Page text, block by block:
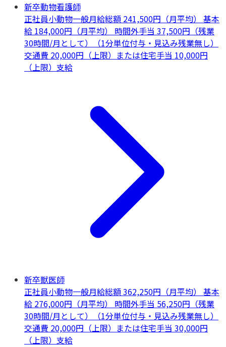
新卒動物看護師
正社員小動物一般月給総額 241,500円（月平均） 基本
給 184,000円（月平均） 時間外手当 37,500円（残業
30時間/月として）（1分単位付与・見込み残業無し）
交通費 20,000円（上限）または住宅手当 10,000円
（上限）支給
新卒獣医師
正社員小動物一般月給総額 362,250円（月平均） 基本
給 276,000円（月平均） 時間外手当 56,250円（残業
30時間/月として）（1分単位付与・見込み残業無し）
交通費 20,000円（上限）または住宅手当 30,000円
（上限）支給